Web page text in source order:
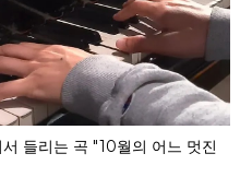
들리는 곡 "10월의 어느 멋진